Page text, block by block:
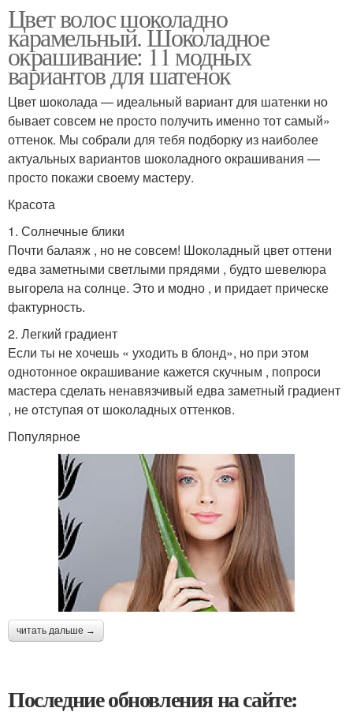
Цвет волос шоколадно
карамельный. Шоколадное
окрашивание: 11 модных
вариантов для шатенок
Цвет шоколада — идеальный вариант для шатенки но
бывает совсем не просто получить именно тот самый»
оттенок. Мы собрали для тебя подборку из наиболее
актуальных вариантов шоколадного окрашивания —
просто покажи своему мастеру.
Красота
1. Солнечные блики
Почти балаяж , но не совсем! Шоколадный цвет оттени
едва заметными светлыми прядями , будто шевелюра
выгорела на солнце. Это и модно , и придает прическе
фактурность.
2. Легкий градиент
Если ты не хочешь « уходить в блонд», но при этом
однотонное окрашивание кажется скучным , попроси
мастера сделать ненавязчивый едва заметный градиент
, не отступая от шоколадных оттенков.
Популярное
читать дальше →
Последние обновления на сайте: